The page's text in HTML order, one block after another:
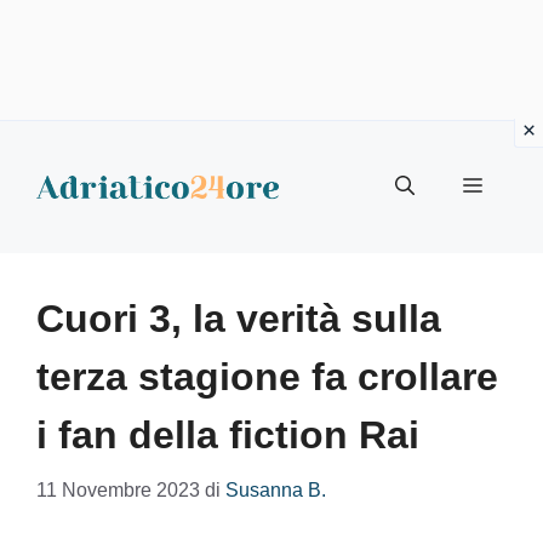
Menu
Cuori 3, la verità sulla
terza stagione fa crollare
i fan della fiction Rai
11 Novembre 2023 di Susanna B.